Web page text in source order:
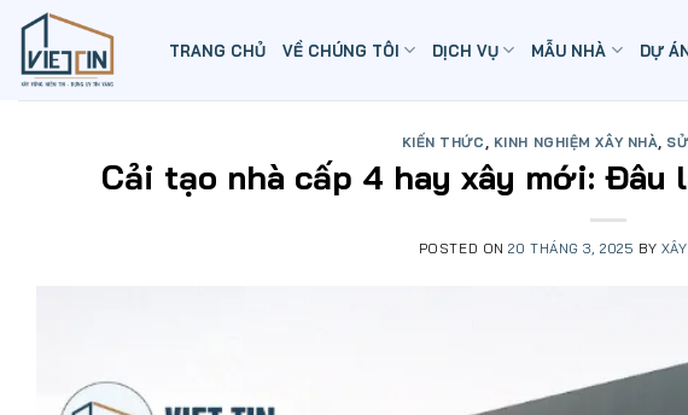
Skip
content
TRANG CHỦ VỀ CHÚNG TÔI DỊCH VỤ MẪU NHÀ DỰ
KIẾN THỨC , KINH NGHIỆM XÂY NHÀ,
Cải tạo nhà cấp 4 hay xây mới:
POSTED ON20 THÁNG 3, 2025 BY